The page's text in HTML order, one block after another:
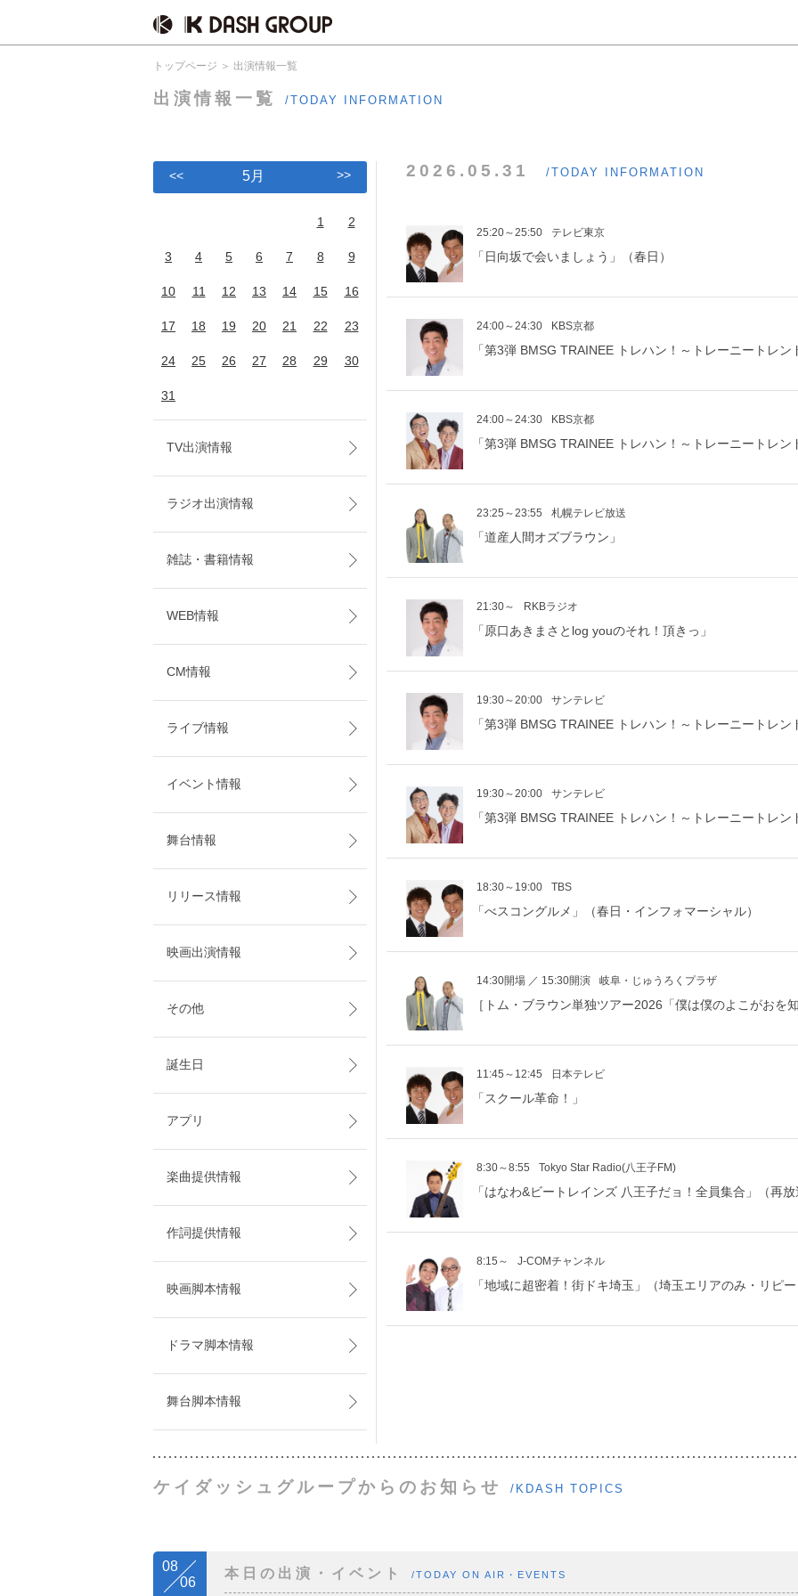
トップページ 出演情報一覧
出演情報一覧 /TODAY INFORMATION
2026.05.31 /TODAY INFORMATION
25:20～25:50 テレビ東京
「日向坂で会いましょう」（春日）
24:00～24:30 KBS京都
「第3弾 BMSG TRAINEE トレハン！～トレーニートレン
24:00～24:30 KBS京都
「第3弾 BMSG TRAINEE トレハン！～トレーニートレン
23:25～23:55 札幌テレビ放送
「道産人間オズブラウン」
21:30～ RKBラジオ
「原口あきまさとlog youのそれ！頂きっ」
19:30～20:00 サンテレビ
「第3弾 BMSG TRAINEE トレハン！～トレーニートレン
19:30～20:00 サンテレビ
「第3弾 BMSG TRAINEE トレハン！～トレーニートレン
18:30～19:00 TBS
「べスコングルメ」（春日・インフォマーシャル）
14:30開場 ／ 15:30開演 岐阜・じゅうろくプラザ
［トム・ブラウン単独ツアー2026「僕は僕のよこがおを
11:45～12:45 日本テレビ
「スクール革命！」
8:30～8:55 Tokyo Star Radio(八王子FM)
「はなわ&ビートレインズ 八王子だョ！全員集合」（再放
8:15～ J-COMチャンネル
「地域に超密着！街ドキ埼玉」（埼玉エリアのみ・リピー
<< 5月 >>
1 2
3 4 5 6 7 8 9
10 11 12 13 14 15 16
17 18 19 20 21 22 23
24 25 26 27 28 29 30
31
TV出演情報
ラジオ出演情報
雑誌・書籍情報
WEB情報
CM情報
ライブ情報
イベント情報
舞台情報
リリース情報
映画出演情報
その他
誕生日
アプリ
楽曲提供情報
作詞提供情報
映画脚本情報
ドラマ脚本情報
舞台脚本情報
ケイダッシュグループからのお知らせ /KDASH TOPICS
08
06
本日の出演・イベント /TODAY ON AIR・EVENTS